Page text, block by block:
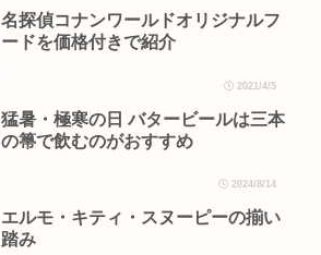
名探偵コナンワールドオリジナルフ
ードを価格付きで紹介
2021/4/5
猛暑・極寒の日 バタービールは三本
の箒で飲むのがおすすめ
2024/8/14
エルモ・キティ・スヌーピーの揃い
踏み